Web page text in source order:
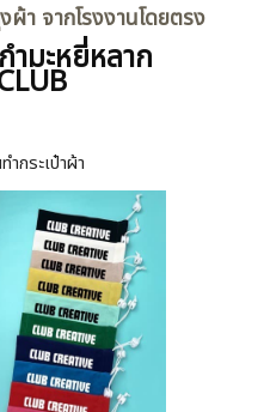
ผ้า จากโรงงานโดยตรง
มะหยี่หลาก
กระเป๋าผ้า